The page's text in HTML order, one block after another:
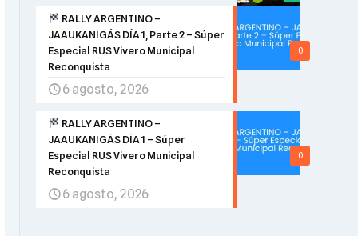
0
RALLY ARGENTINO –
JAAUKANIGÁS DÍA 1, Parte 2 – Súper
Especial RUS Vivero Municipal
Reconquista
6 agosto, 2026
0
RALLY ARGENTINO –
JAAUKANIGÁS DÍA 1 – Súper
Especial RUS Vivero Municipal
Reconquista
6 agosto, 2026